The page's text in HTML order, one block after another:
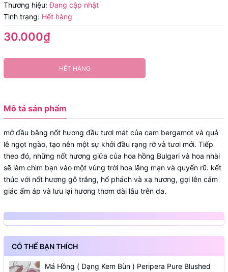
Thương hiệu: Đang cập nhật
Tình trạng: Hết hàng
30.000₫
HẾT HÀNG
Mô tả sản phẩm
mở đầu bằng nốt hương đầu tươi mát của cam bergamot và quả
lê ngọt ngào, tạo nên một sự khởi đầu rạng rỡ và tươi mới. Tiếp
theo đó, những nốt hương giữa của hoa hồng Bulgari và hoa nhài
sẽ làm chìm bạn vào một vùng trời hoa lãng mạn và quyến rũ. kết
thúc với nốt hương gỗ trắng, hổ phách và xạ hương, gợi lên cảm
giác ấm áp và lưu lại hương thơm dài lâu trên da.
CÓ THỂ BẠN THÍCH
Má Hồng ( Dạng Kem Bùn ) Peripera Pure Blushed